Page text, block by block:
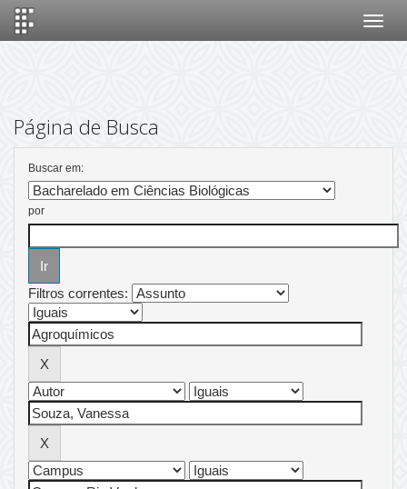
Página de Busca
Buscar em:
por
Filtros correntes: